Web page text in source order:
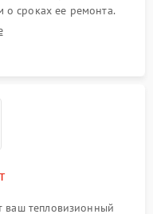
сроках ее ремонта.
ваш тепловизионный